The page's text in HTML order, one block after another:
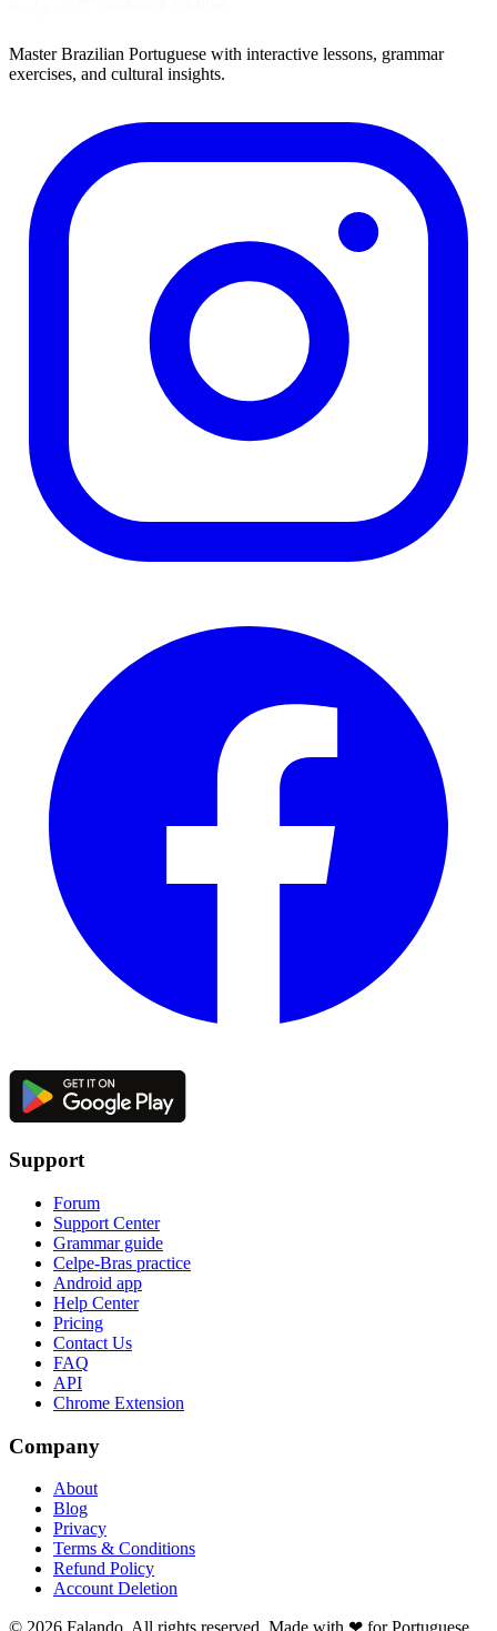
Master Brazilian Portuguese with interactive lessons, grammar
exercises, and cultural insights.
Support
Forum
Support Center
Grammar guide
Celpe-Bras practice
Android app
Help Center
Pricing
Contact Us
FAQ
API
Chrome Extension
Company
About
Blog
Privacy
Terms & Conditions
Refund Policy
Account Deletion